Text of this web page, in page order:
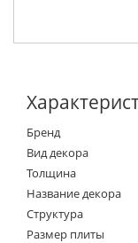
Бренд
Вид декора
Толщина
Название декора
Структура
Размер плиты